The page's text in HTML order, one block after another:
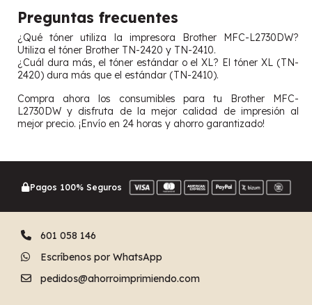
Preguntas frecuentes
¿Qué tóner utiliza la impresora Brother MFC-L2730DW?
Utiliza el tóner Brother TN-2420 y TN-2410.
¿Cuál dura más, el tóner estándar o el XL? El tóner XL (TN-
2420) dura más que el estándar (TN-2410).
Compra ahora los consumibles para tu Brother MFC-
L2730DW y disfruta de la mejor calidad de impresión al
mejor precio. ¡Envío en 24 horas y ahorro garantizado!
Pagos 100% Seguros
601 058 146
Escríbenos por WhatsApp
pedidos@ahorroimprimiendo.com